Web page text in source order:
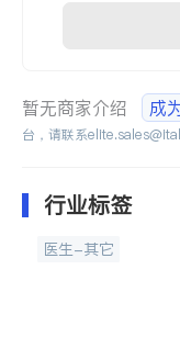
暂无商家介绍 成
台，请联系
行业标签
医生-其它